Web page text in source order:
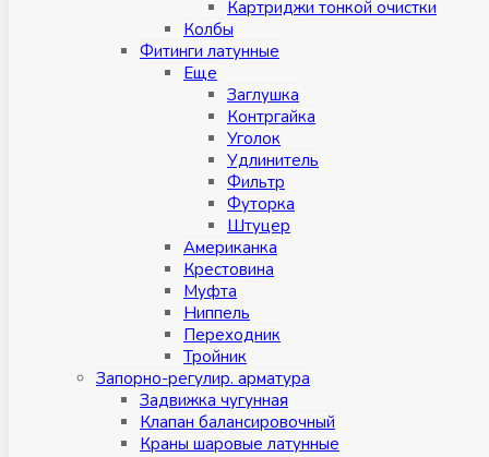
Картриджи тонкой очистки
Колбы
Фитинги латунные
Eщe
Заглушка
Контргайка
Уголок
Удлинитель
Фильтр
Футорка
Штуцер
Американка
Крестовина
Муфта
Ниппель
Переходник
Тройник
Запорно-регулир. арматура
Задвижка чугунная
Клапан балансировочный
Краны шаровые латунные